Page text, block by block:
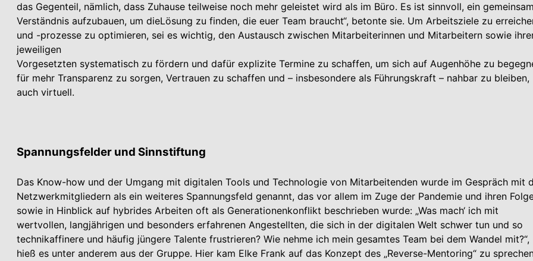
das Gegenteil, nämlich, dass Zuhause teilweise noch mehr geleistet wird als im Büro. Es ist sinnvoll, ein
Verständnis aufzubauen, um dieLösung zu finden, die euer Team braucht“, betonte sie. Um Arbeitsziele zu
und -prozesse zu optimieren, sei es wichtig, den Austausch zwischen Mitarbeiterinnen und Mitarbeitern sowie
jeweiligen
Vorgesetzten systematisch zu fördern und dafür explizite Termine zu schaffen, um sich auf Augenhöhe zu
für mehr Transparenz zu sorgen, Vertrauen zu schaffen und – insbesondere als Führungskraft – nahbar zu bleiben,
auch virtuell.
Spannungsfelder und Sinnstiftung
Das Know-how und der Umgang mit digitalen Tools und Technologie von Mitarbeitenden wurde im Gespräch mit
Netzwerkmitgliedern als ein weiteres Spannungsfeld genannt, das vor allem im Zuge der Pandemie und ihren
sowie in Hinblick auf hybrides Arbeiten oft als Generationenkonflikt beschrieben wurde: „Was mach‘ ich mit
wertvollen, langjährigen und besonders erfahrenen Angestellten, die sich in der digitalen Welt schwer tun und so
technikaffinere und häufig jüngere Talente frustrieren? Wie nehme ich mein gesamtes Team bei dem Wandel mit?“,
hieß es unter anderem aus der Gruppe. Hier kam Elke Frank auf das Konzept des „Reverse-Mentoring“ zu